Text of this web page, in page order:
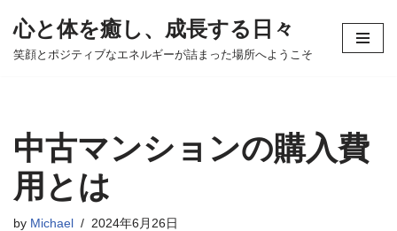
コ
へ
ス
キ
ッ
心と体を癒し、成長する日々
笑顔とポジティブなエネルギーが詰まった場所へようこそ
中古マンションの購入費
用とは
by Michael 2024年6月26日